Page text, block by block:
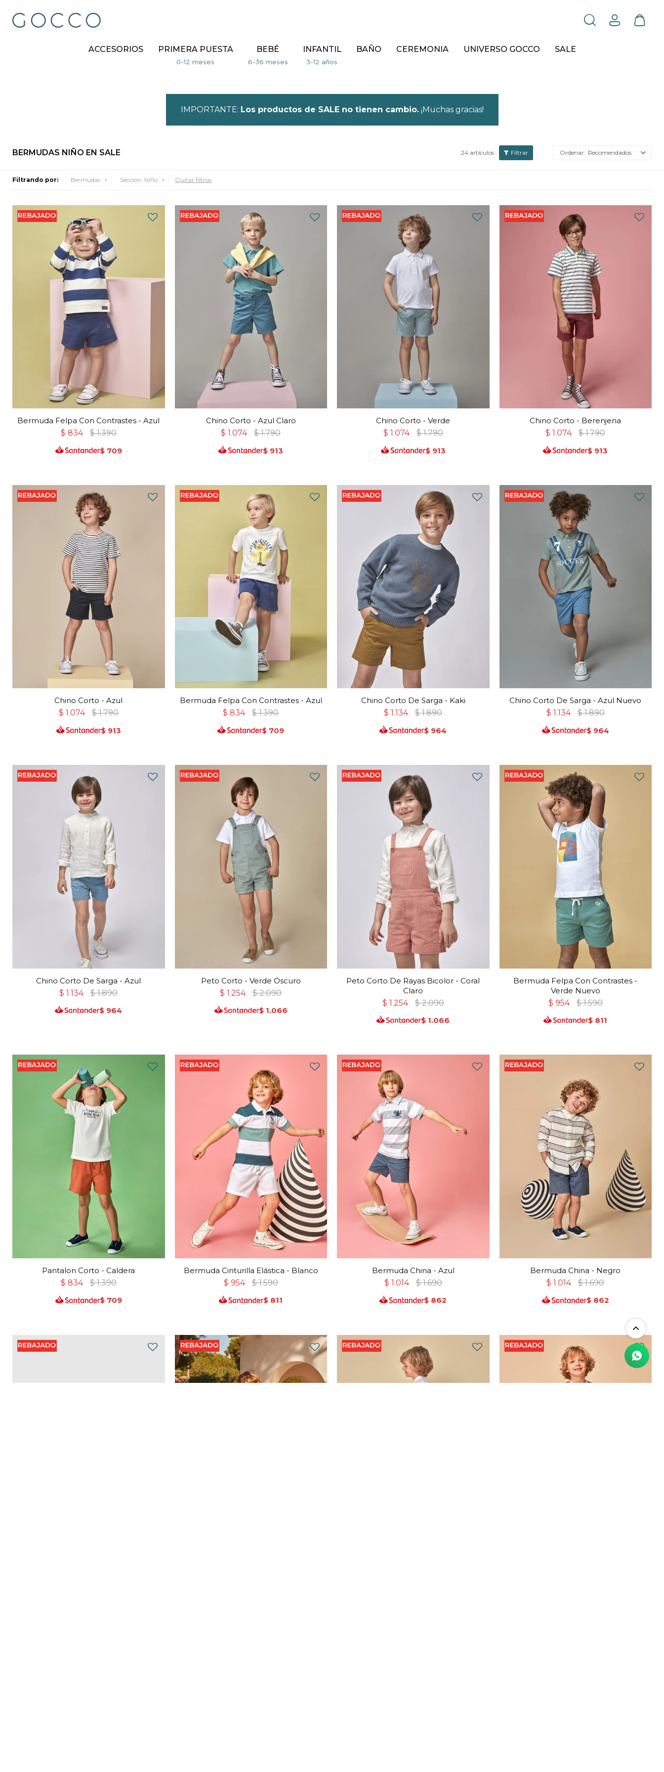
ACCESORIOS PRIMERA PUESTA BEBÉ INFANTIL BAÑO CEREMONIA UNIVERSO GOCCO SALE
IMPORTANTE: Los productos de SALE no tienen cambio.¡Muchas gracias!
BERMUDAS NIÑO EN SALE 24 artículos Recomendados
Filtrando por: Bermudas Sección: Niño Quitar filtros
Bermuda Felpa Con Contrastes - Azul
$ 834 $ 1.390
$ 709
Chino Corto - Azul Claro
$ 1.074 $ 1.790
$ 913
Chino Corto - Verde
$ 1.074 $ 1.790
$ 913
Chino Corto - Berenjena
$ 1.074 $ 1.790
$ 913
Chino Corto - Azul
$ 1.074 $ 1.790
$ 913
Bermuda Felpa Con Contrastes - Azul
$ 834 $ 1.390
$ 709
Chino Corto De Sarga - Kaki
$ 1.134 $ 1.890
$ 964
Chino Corto De Sarga - Azul Nuevo
$ 1.134 $ 1.890
$ 964
Chino Corto De Sarga - Azul
$ 1.134 $ 1.890
$ 964
Peto Corto - Verde Oscuro
$ 1.254 $ 2.090
$ 1.066
Peto Corto De Rayas Bicolor - Coral
Claro
$ 1.254 $ 2.090
$ 1.066
Bermuda Felpa Con Contrastes -
Verde Nuevo
$ 954 $ 1.590
$ 811
Pantalon Corto - Caldera
$ 834 $ 1.390
$ 709
Bermuda Cinturilla Elástica - Blanco
$ 954 $ 1.590
$ 811
Bermuda China - Azul
$ 1.014 $ 1.690
$ 862
Bermuda China - Negro
$ 1.014 $ 1.690
$ 862